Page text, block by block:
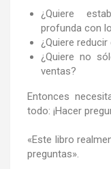
¿Quiere
profunda con
¿Quiere
¿Quiere no
ventas?
Entonces
todo: ¡Hacer
«Este libro
preguntas».